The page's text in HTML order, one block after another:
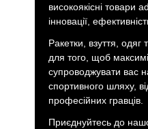
високоякісні товари
інновації,
Ракетки, взуття, одяг
для того, щоб
супроводжувати вас
спортивного шляху,
професійних гравців.
Приєднуйтесь до